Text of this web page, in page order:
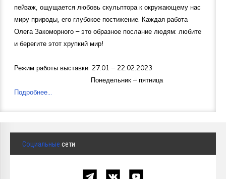
пейзаж, ощущается любовь скульптора к окружающему нас
миру природы, его глубокое постижение. Каждая работа
Олега Закоморного – это образное послание людям: любите
и берегите этот хрупкий мир!
Режим работы выставки: 27.01 – 22.02.2023
Понедельник – пятница
Подробнее...
Социальные сети